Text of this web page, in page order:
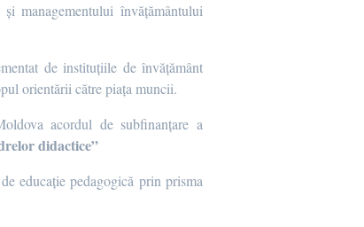
managementului învățământului
de instituțiile de învățământ
orientării către piața muncii.
acordul de subfinanțare a
didactice”
educație pedagogică prin prisma